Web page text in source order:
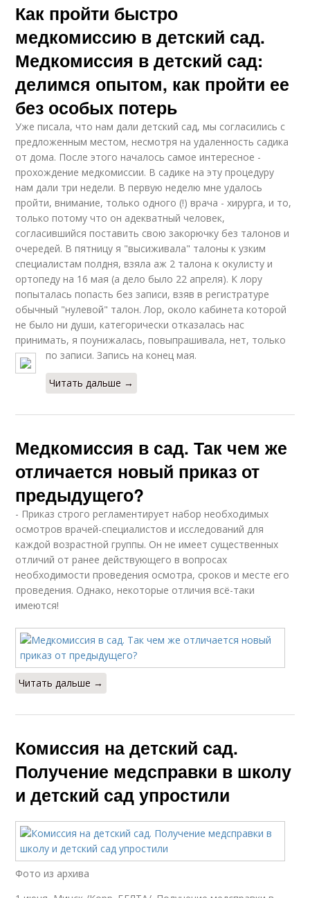
Как пройти быстро
медкомиссию в детский сад.
Медкомиссия в детский сад:
делимся опытом, как пройти ее
без особых потерь
Уже писала, что нам дали детский сад, мы согласились с
предложенным местом, несмотря на удаленность садика
от дома. После этого началось самое интересное -
прохождение медкомиссии. В садике на эту процедуру
нам дали три недели. В первую неделю мне удалось
пройти, внимание, только одного (!) врача - хирурга, и то,
только потому что он адекватный человек,
согласившийся поставить свою закорючку без талонов и
очередей. В пятницу я "высиживала" талоны к узким
специалистам полдня, взяла аж 2 талона к окулисту и
ортопеду на 16 мая (а дело было 22 апреля). К лору
попыталась попасть без записи, взяв в регистратуре
обычный "нулевой" талон. Лор, около кабинета которой
не было ни души, категорически отказалась нас
принимать, я поунижалась, повыпрашивала, нет, только
по записи. Запись на конец мая.
Читать дальше →
Медкомиссия в сад. Так чем же
отличается новый приказ от
предыдущего?
- Приказ строго регламентирует набор необходимых
осмотров врачей-специалистов и исследований для
каждой возрастной группы. Он не имеет существенных
отличий от ранее действующего в вопросах
необходимости проведения осмотра, сроков и месте его
проведения. Однако, некоторые отличия всё-таки
имеются!
Читать дальше →
Комиссия на детский сад.
Получение медсправки в школу
и детский сад упростили
Фото из архива